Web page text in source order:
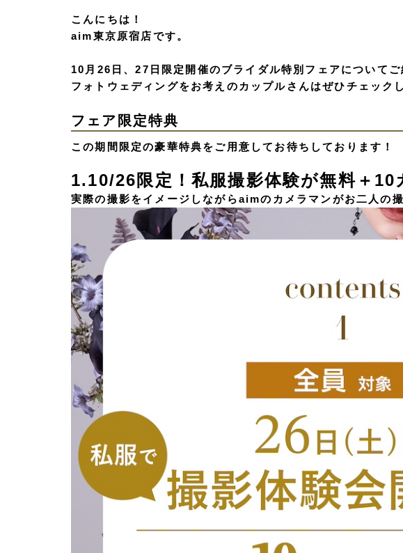
こんにちは！
aim東京原宿店です。
10月26日、27日限定開催のブライダル特別フェアについてご
フォトウェディングをお考えのカップルさんはぜひチェック
フェア限定特典
この期間限定の豪華特典をご用意してお待ちしております！
1.10/26限定！私服撮影体験が無料＋10
実際の撮影をイメージしながらaimのカメラマンがお二人の